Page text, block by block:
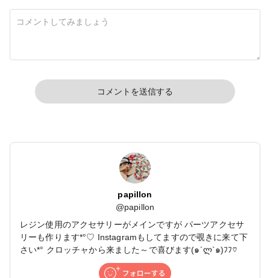
ド/手芸//
コメントを送信する
papillon
@papillon
レジン使用のアクセサリーがメインですが パーツアクセサ
リーも作ります*°♡ Instagramもしてますので覗きに来て下
さい*° クロッチャから来ました～で喜びます(๑´ლ`๑)ﾌﾌ♡